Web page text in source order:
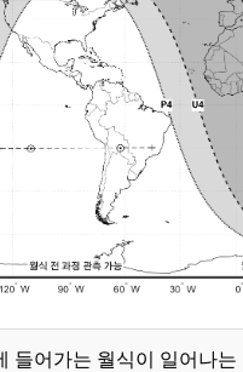
들어가는 월식이 일어나